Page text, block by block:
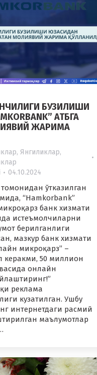
БУЗИЛИШИ
АТБГА
ЖАРИМА
, Янгиликлар,
04.10.2024
ўтказилган
“Hamkorbank”
банк хизмати
истеъмолчиларни
берилганлиги
мазкур банк хизмати
микроқарз” –
керакми, 50 миллион
онлайн
реклама
кузатилган. Ушбу
интернетдаги расмий
маълумотлар